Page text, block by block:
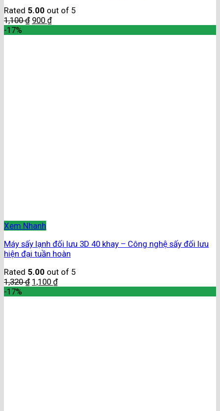
Rated 5.00 out of 5
1,100₫ 900 ₫
-17%
Xem Nhanh
Máy sấy lạnh đối lưu 3D 40 khay – Công nghệ sấy đối lưu
hiện đại tuần hoàn
Rated 5.00 out of 5
1,320₫ 1,100 ₫
-17%